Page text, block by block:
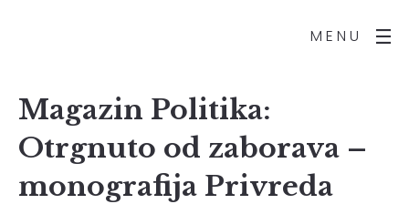
MENU
Magazin Politika:
Otrgnuto od zaborava –
monografija Privreda